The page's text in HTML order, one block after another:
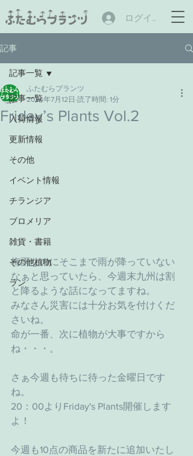
ログイン
記事
記事一覧
入荷情報
更新情報
その他
イベント情報
チランジア
ブロメリア
雑貨・書籍
その他植物
ラン
記事一覧
Friday’s Plants Vol.2
ふたむらプランツ
2024年7月12日 読了時間: 1分
梅雨なのにそこまで雨が降っていない
なぁと思っていたら、今週末九州は割
と降るような話になってますね。
みなさん災害には十分お気を付けくだ
さいね。
命が一番、次に植物が大事ですから
ね・・・。
さぁ今週も待ちに待った金曜日です
ね。
20：00よりFriday's Plants開催します
よ！
今週も10点の商品を新たに追加いたし